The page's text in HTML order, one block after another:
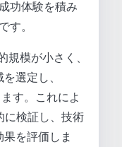
功体験を積み
す。
規模が小さく、
選定し、
す。これによ
に検証し、技術
を評価しま